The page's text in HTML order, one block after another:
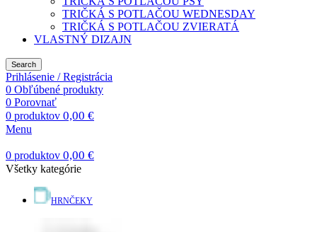
TRIČKÁ S POTLAČOU WEDNESDAY
TRIČKÁ S POTLAČOU ZVIERATÁ
VLASTNÝ DIZAJN
Search
Prihlásenie / Registrácia
0 Obľúbené produkty
0 Porovnať
0 produktov 0,00 €
Menu
0 produktov 0,00 €
Všetky kategórie
HRNČEKY